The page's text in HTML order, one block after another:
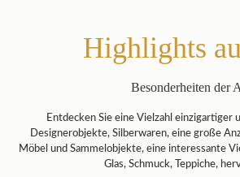
Highlights
Besonderheiten der
Entdecken Sie eine Vielzahl
Designerobjekte, Silberwaren, eine große
Möbel und Sammelobjekte, eine interessante
Glas, Schmuck, Teppiche,